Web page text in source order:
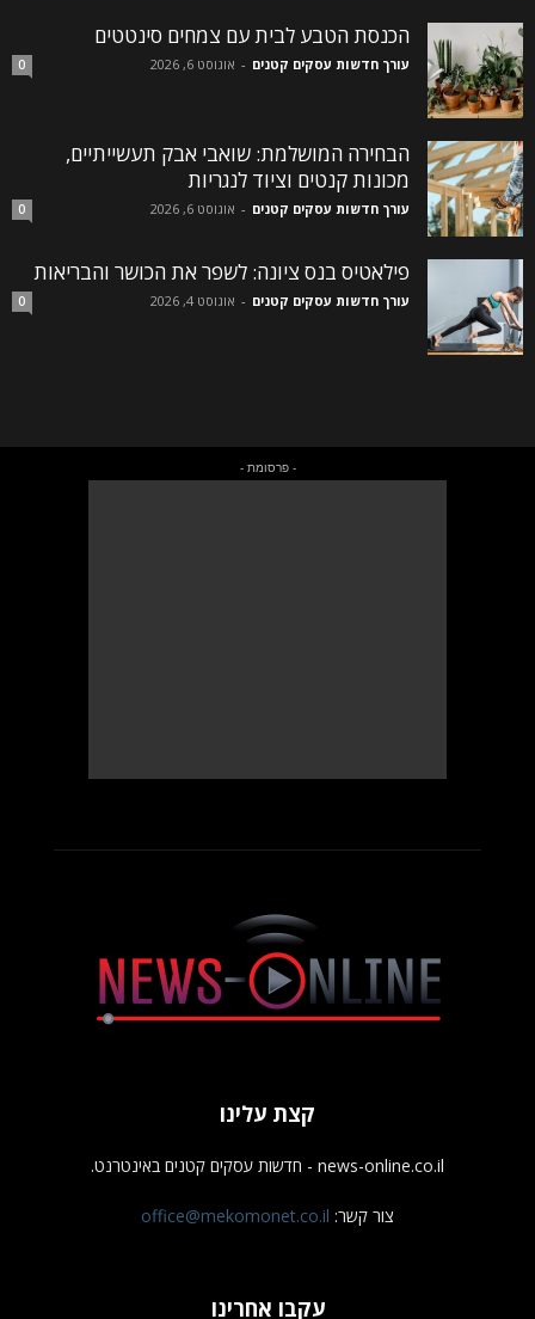
הכנסת הטבע לבית עם צמחים סינטטים
עורך חדשות עסקים קטנים - אוגוסט 6, 2026 0
הבחירה המושלמת: שואבי אבק תעשייתיים,
מכונות קנטים וציוד לנגריות
עורך חדשות עסקים קטנים - אוגוסט 6, 2026 0
פילאטיס בנס ציונה: לשפר את הכושר והבריאות
עורך חדשות עסקים קטנים - אוגוסט 4, 2026 0
- פרסומת -
קצת עלינו
news-online.co.il - חדשות עסקים קטנים באינטרנט.
צור קשר: office@mekomonet.co.il
עקבו אחרינו